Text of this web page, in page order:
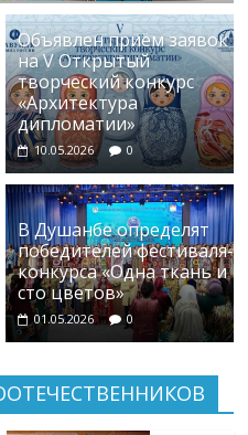
Объявлен приём заявок
на V Открытый
творческий конкурс
«Архитектура
дипломатии»
10.05.2026 0
В Душанбе определят
победителей фестиваля-
конкурса «Одна ткань и
сто цветов»
01.05.2026 0